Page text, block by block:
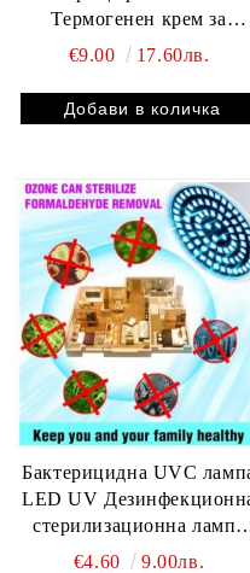
Термогенен крем за
изпотяване и масаж, стяга
на тялото по време на
тренировка
€9.00 17.60лв.
Бактерицидна UVC
LED UV
стерилизационна лампа
гемацидна крушка
€4.60 9.00лв.